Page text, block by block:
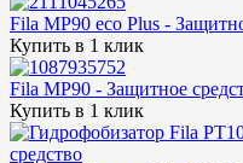
Fila MP90 eco Plus -
Купить в 1 клик
Fila MP90 - Защитное
Купить в 1 клик